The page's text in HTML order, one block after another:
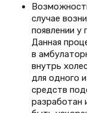
случае
появлении у
Данная
в
внутрь
для одного
средств
разработан